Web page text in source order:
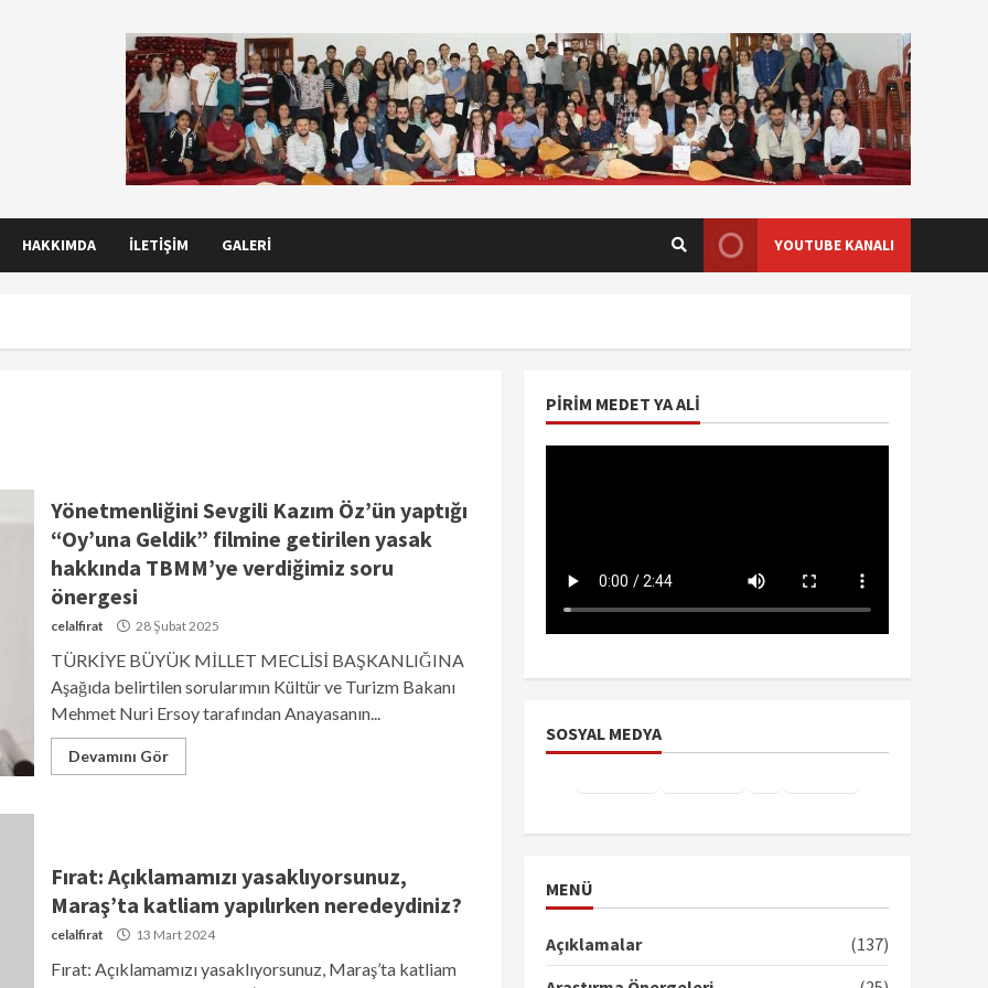
HAKKIMDA İLETIŞIM GALERI YOUTUBE KANALI
Yönetmenliğini Sevgili Kazım Öz’ün yaptığı
“Oy’una Geldik” filmine getirilen yasak
hakkında TBMM’ye verdiğimiz soru
önergesi
celalfirat 28 Şubat 2025
TÜRKİYE BÜYÜK MİLLET MECLİSİ BAŞKANLIĞINA
Aşağıda belirtilen sorularımın Kültür ve Turizm Bakanı
Mehmet Nuri Ersoy tarafından Anayasanın...
Devamını Gör
Fırat: Açıklamamızı yasaklıyorsunuz,
Maraş’ta katliam yapılırken neredeydiniz?
celalfirat 13 Mart 2024
Fırat: Açıklamamızı yasaklıyorsunuz, Maraş’ta katliam
PIRIM MEDET YA ALI
SOSYAL MEDYA
MENÜ
Açıklamalar
(137)